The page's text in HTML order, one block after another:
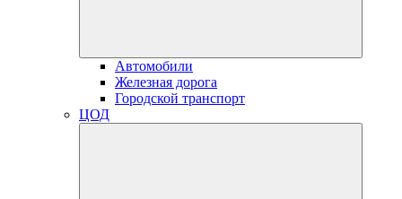
Автомобили
Железная дорога
Городской транспорт
ЦОД